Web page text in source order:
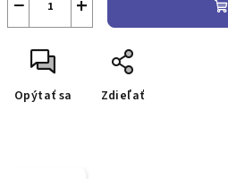
Opýtať sa Zdieľať